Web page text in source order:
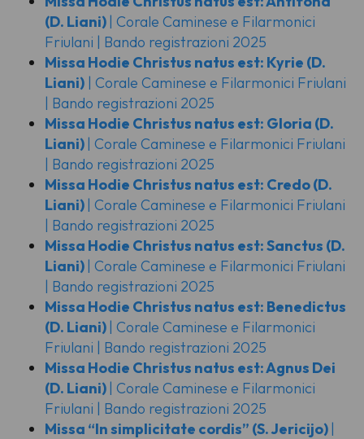
(D. Liani) | Corale Caminese e Filarmonici
Friulani | Bando registrazioni 2025
Missa Hodie Christus natus est: Kyrie (D.
Liani) | Corale Caminese e Filarmonici Friulani
| Bando registrazioni 2025
Missa Hodie Christus natus est: Gloria (D.
Liani) | Corale Caminese e Filarmonici Friulani
| Bando registrazioni 2025
Missa Hodie Christus natus est: Credo(D.
Liani) | Corale Caminese e Filarmonici Friulani
| Bando registrazioni 2025
Missa Hodie Christus natus est: Sanctus (D.
Liani) | Corale Caminese e Filarmonici Friulani
| Bando registrazioni 2025
Missa Hodie Christus natus est: Benedictus
(D. Liani) | Corale Caminese e Filarmonici
Friulani | Bando registrazioni 2025
Missa Hodie Christus natus est: Agnus Dei
(D. Liani) | Corale Caminese e Filarmonici
Friulani | Bando registrazioni 2025
Missa “In simplicitate cordis” (S. Jericijo) |